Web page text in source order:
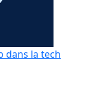
dans la tech